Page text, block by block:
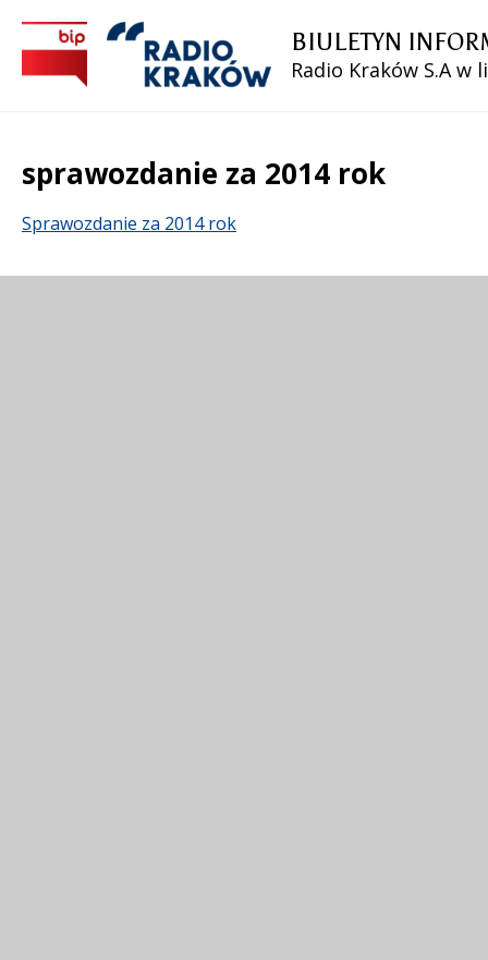
BIULETYN
Radio Kraków S.A w
sprawozdanie za 2014 rok
Treść
Sprawozdanie za 2014 rok